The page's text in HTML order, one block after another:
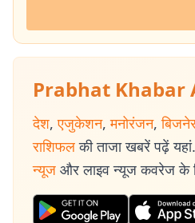
Prabhat Khabar
देश, एजुकेशन, मनोरंजन,
राशिफल की ताजा खबरें पढ़ें
न्यूज और लाइव न्यूज कवरेज के